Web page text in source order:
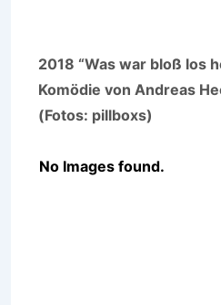
2018 “Was war bloß los
Komödie von Andreas
(Fotos: pillboxs)
No Images found.